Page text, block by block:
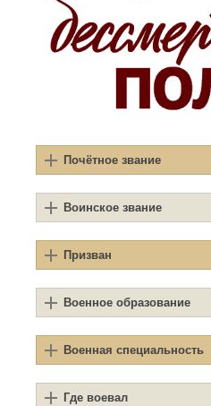
Почётное звание
Воинское звание
Призван
Военное образование
Военная специальность
Где воевал